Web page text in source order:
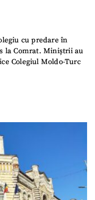
cu predare în
la Comrat. Miniștrii au
Colegiul Moldo-Turc